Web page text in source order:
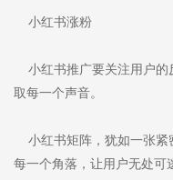
小红书涨粉
小红书推广要关注用户的
取每一个声音。
小红书矩阵，犹如一张紧
每一个角落，让用户无处可